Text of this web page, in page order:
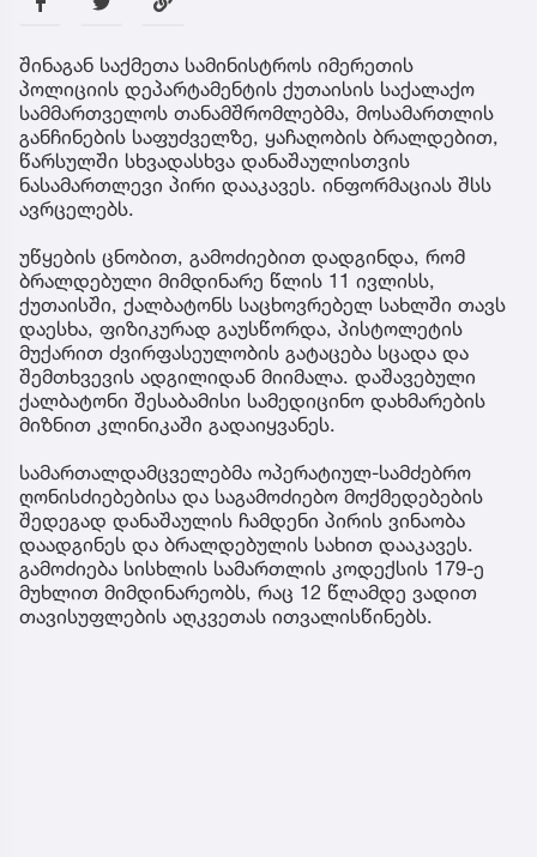
შინაგან საქმეთა სამინისტროს იმერეთის
პოლიციის დეპარტამენტის ქუთაისის საქალაქო
სამმართველოს თანამშრომლებმა, მოსამართლის
განჩინების საფუძველზე, ყაჩაღობის ბრალდებით,
წარსულში სხვადასხვა დანაშაულისთვის
ნასამართლევი პირი დააკავეს. ინფორმაციას შსს
ავრცელებს.
უწყების ცნობით, გამოძიებით დადგინდა, რომ
ბრალდებული მიმდინარე წლის 11 ივლისს,
ქუთაისში, ქალბატონს საცხოვრებელ სახლში თავს
დაესხა, ფიზიკურად გაუსწორდა, პისტოლეტის
მუქარით ძვირფასეულობის გატაცება სცადა და
შემთხვევის ადგილიდან მიიმალა. დაშავებული
ქალბატონი შესაბამისი სამედიცინო დახმარების
მიზნით კლინიკაში გადაიყვანეს.
სამართალდამცველებმა ოპერატიულ-სამძებრო
ღონისძიებებისა და საგამოძიებო მოქმედებების
შედეგად დანაშაულის ჩამდენი პირის ვინაობა
დაადგინეს და ბრალდებულის სახით დააკავეს.
გამოძიება სისხლის სამართლის კოდექსის 179-ე
მუხლით მიმდინარეობს, რაც 12 წლამდე ვადით
თავისუფლების აღკვეთას ითვალისწინებს.